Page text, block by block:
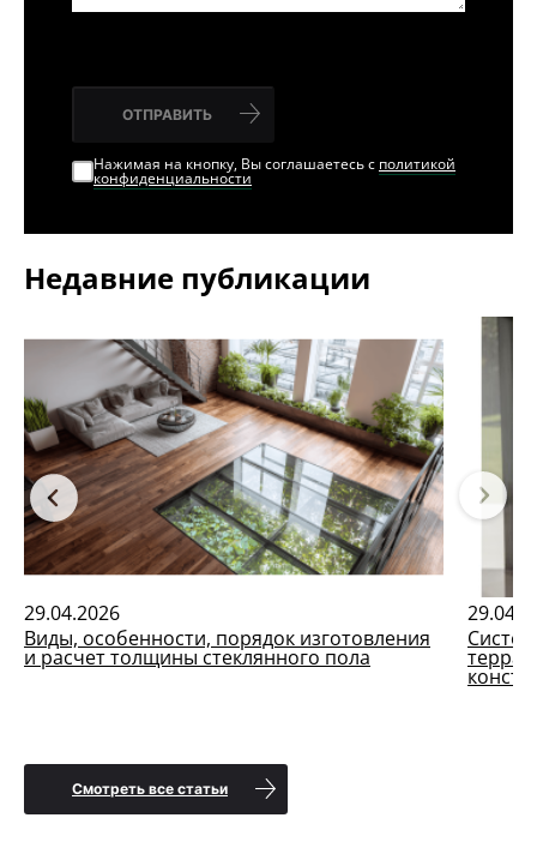
ОТПРАВИТЬ
Нажимая на кнопку, Вы соглашаетесь с политикой
конфиденциальности
Недавние публикации
29.04.2026
Виды, особенности, порядок изготовления
и расчет толщины стеклянного пола
Смотреть все статьи